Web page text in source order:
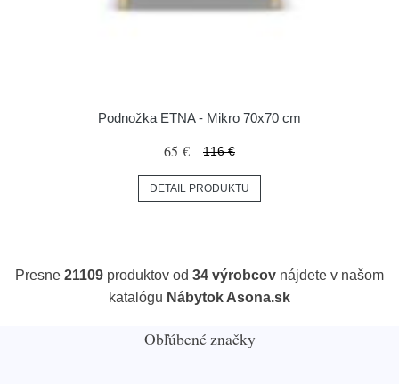
Podnožka ETNA - Mikro 70x70 cm
65 € 116 €
DETAIL PRODUKTU
Presne 21109 produktov od 34 výrobcov nájdete v našom
katalógu Nábytok Asona.sk
Obľúbené značky